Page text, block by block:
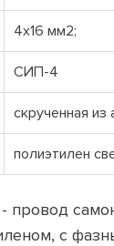
4x16 мм2;
СИП-4
скрученная
полиэтилен
провод
с